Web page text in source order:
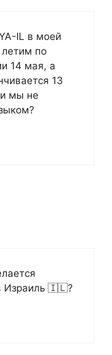
IL в моей
по
14 мая, а
13
мы не
Израиль 🇮🇱?